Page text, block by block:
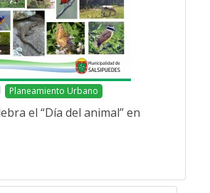
Planeamiento Urbano
el “Día del animal” en